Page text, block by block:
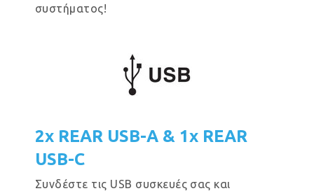
συστήματος!
2x REAR USB-A & 1x REAR
USB-C
Συνδέστε τις USB συσκευές σας και